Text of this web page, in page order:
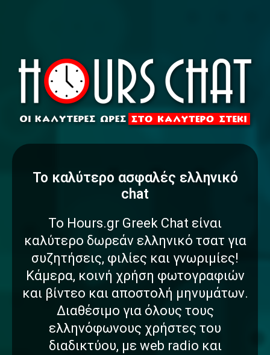
To καλύτερο ασφαλές ελληνικό
chat
Το Hours.gr Greek Chat είναι
καλύτερο δωρεάν ελληνικό τσατ για
συζητήσεις, φιλίες και γνωριμίες!
Κάμερα, κοινή χρήση φωτογραφιών
και βίντεο και αποστολή μηνυμάτων.
Διαθέσιμο για όλους τους
ελληνόφωνους χρήστες του
διαδικτύου, με web radio και